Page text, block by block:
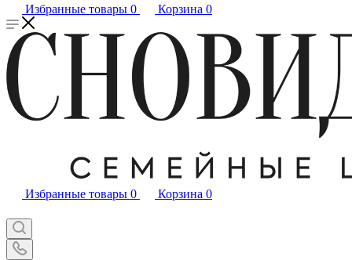
Избранные товары 0 Корзина 0
Избранные товары 0 Корзина 0